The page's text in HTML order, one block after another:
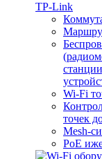
TP-Link
Wi-Fi
точек
Mesh-
PoE